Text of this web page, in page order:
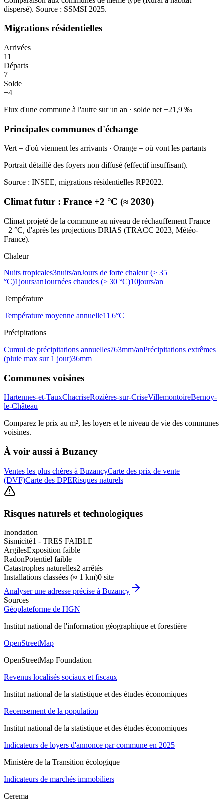
dispersé). Source : SSMSI 2025.
Migrations résidentielles
Arrivées
11
Départs
7
Solde
+4
Flux d'une commune à l'autre sur un an · solde net +21,9 ‰
Principales communes d'échange
Vert = d'où viennent les arrivants · Orange = où vont les partants
Portrait détaillé des foyers non diffusé (effectif insuffisant).
Source : INSEE, migrations résidentielles RP2022.
Climat futur : France +2 °C (≈ 2030)
Climat projeté de la commune au niveau de réchauffement France
+2 °C, d'après les projections DRIAS (TRACC 2023, Météo-
France).
Chaleur
Nuits tropicales3nuits/anJours de forte chaleur (≥ 35
°C)1jours/anJournées chaudes (≥ 30 °C)10jours/an
Température
Température moyenne annuelle11,6°C
Précipitations
Cumul de précipitations annuelles763mm/anPrécipitations extrêmes
(pluie max sur 1 jour)36mm
Communes voisines
Hartennes-et-TauxChacriseRozières-sur-CriseVillemontoireBernoy-
le-Château
Comparez le prix au m², les loyers et le niveau de vie des communes
voisines.
À voir aussi à Buzancy
Ventes les plus chères à BuzancyCarte des prix de vente
(DVF)Carte des DPERisques naturels
Risques naturels et technologiques
Inondation
Sismicité1 - TRES FAIBLE
ArgilesExposition faible
RadonPotentiel faible
Catastrophes naturelles2 arrêtés
Installations classées (≈ 1 km)0 site
Analyser une adresse précise à Buzancy
Sources
Géoplateforme de l'IGN
Institut national de l'information géographique et forestière
OpenStreetMap
OpenStreetMap Foundation
Revenus localisés sociaux et fiscaux
Institut national de la statistique et des études économiques
Recensement de la population
Institut national de la statistique et des études économiques
Indicateurs de loyers d'annonce par commune en 2025
Ministère de la Transition écologique
Indicateurs de marchés immobiliers
Cerema